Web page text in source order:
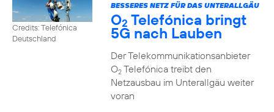
Credits: Telefónica
Deutschland
BESSERES NETZ FÜR DAS UNTERALLGÄU
O2 Telefónica bringt
5G nach Lauben
Der Telekommunikationsanbieter
O2Telefónica treibt den
Netzausbau im Unterallgäu weiter
voran